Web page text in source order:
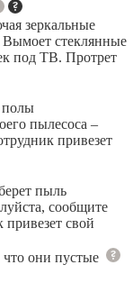
зеркальные
стеклянные
под ТВ. Протрет
полы
пылесоса –
привезет
пыль
сообщите
свой
они пустые